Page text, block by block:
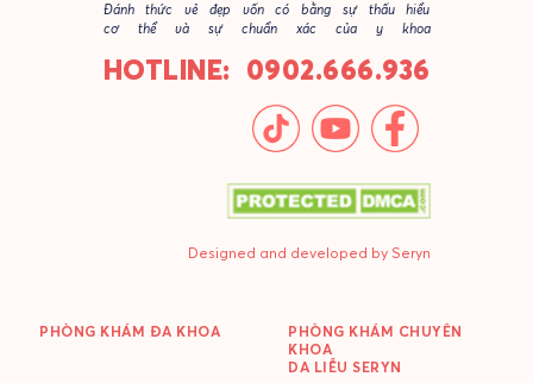
Đánh thức vẻ đẹp vốn có bằng sự thấu hiểu
cơ thể và sự chuẩn xác của y khoa
HOTLINE: 0902.666.936
Designed and developed by Seryn
PHÒNG KHÁM ĐA KHOA
PHÒNG KHÁM CHUYÊN
KHOA
DA LIỄU SERYN